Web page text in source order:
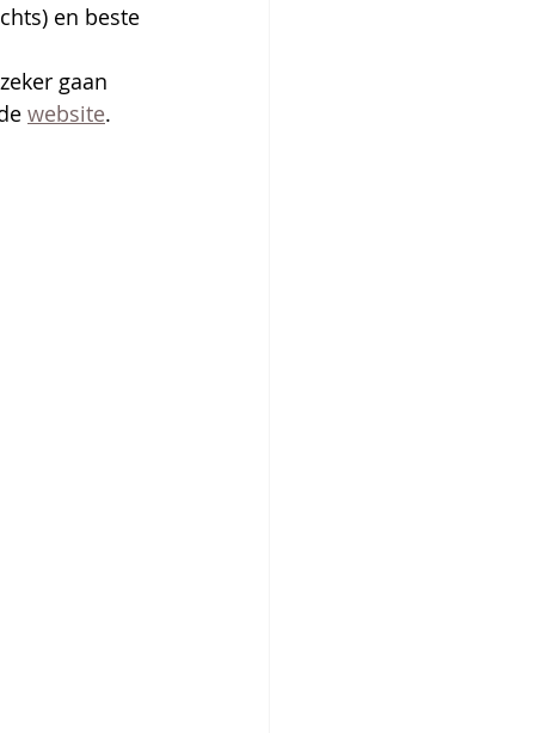
en beste
gaan
website.